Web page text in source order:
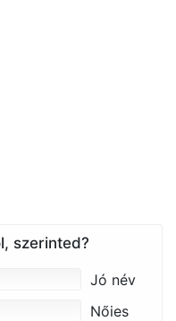
szerinted?
Jó név
Nőies